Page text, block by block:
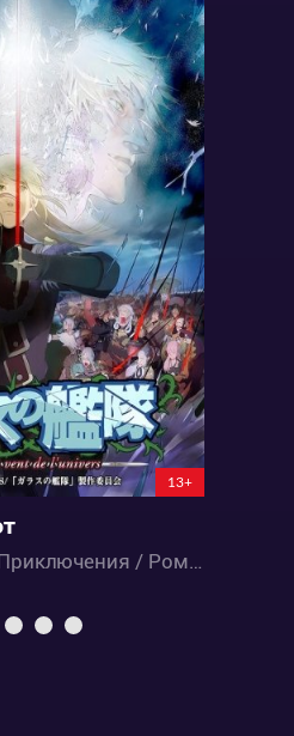
13+
Космос / Экшен / Приключения / Романтика / Фантастика / Аниме